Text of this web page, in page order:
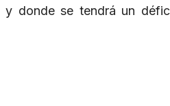
y donde se tendrá un